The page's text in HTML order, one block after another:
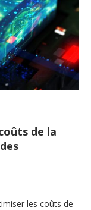
de la
les coûts de